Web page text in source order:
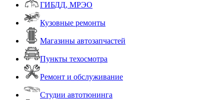
ГИБДД, МРЭО
Кузовные ремонты
Магазины автозапчастей
Пункты техосмотра
Ремонт и обслуживание
Студии автотюнинга